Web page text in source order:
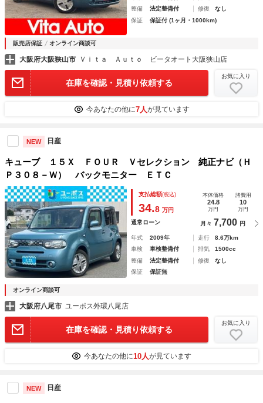
整備
法定整備付 修復
なし
保証
保証付 (1ヶ月・1000km)
販売店保証 オンライン商談可
大阪府大阪狭山市 Ｖｉｔａ Ａｕｔｏ ビータオート大阪狭山店
在庫を確認・見積り依頼する
お気に入り
今あなたの他に7人が見ています
NEW 日産
キューブ １５Ｘ ＦＯＵＲ Ｖセレクション 純正ナビ（Ｈ
Ｐ３０８－Ｗ） バックモニター ＥＴＣ
支払総額(税込)
34.8 万円
本体価格
24.8
万円
諸費用
10
万円
通常ローン 月々 7,700 円
年式 2009年 走行
8.6万km
車検
車検整備付 排気
1500cc
整備
法定整備付 修復
なし
保証
保証無
オンライン商談可
大阪府八尾市 ユーポス外環八尾店
在庫を確認・見積り依頼する
お気に入り
今あなたの他に10人が見ています
NEW 日産